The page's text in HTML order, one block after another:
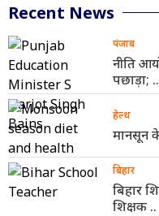
Recent News
पंजाब
नीति
पछाड़ा; ..
हेल्थ
मानसून
बिहार
बिहार
शिक्षक ..